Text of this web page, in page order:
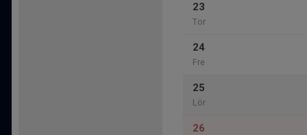
23
Tor
24
Fre
25
Lör
26